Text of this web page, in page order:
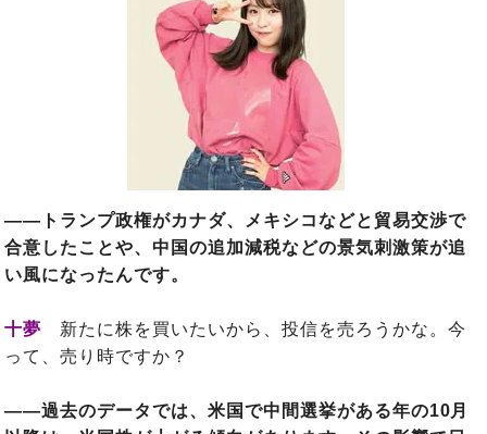
――トランプ政権がカナダ、メキシコなどと貿易交渉で
合意したことや、中国の追加減税などの景気刺激策が追
い風になったんです。
十夢 新たに株を買いたいから、投信を売ろうかな。今
って、売り時ですか？
――過去のデータでは、米国で中間選挙がある年の10月